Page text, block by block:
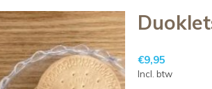
€9,95
Incl. btw